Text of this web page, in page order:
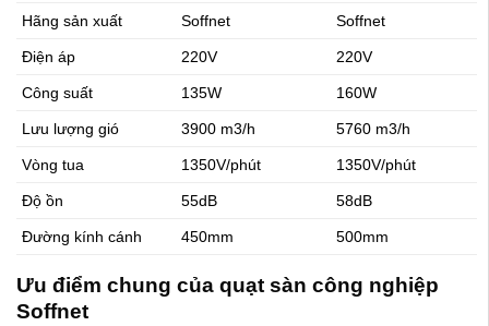
Hãng sản xuất Soffnet Soffnet
Điện áp 220V 220V
Công suất 135W 160W
Lưu lượng gió 3900 m3/h 5760 m3/h
Vòng tua 1350V/phút 1350V/phút
Độ ồn 55dB 58dB
Đường kính cánh 450mm 500mm
Ưu điểm chung của quạt sàn công nghiệp
Soffnet